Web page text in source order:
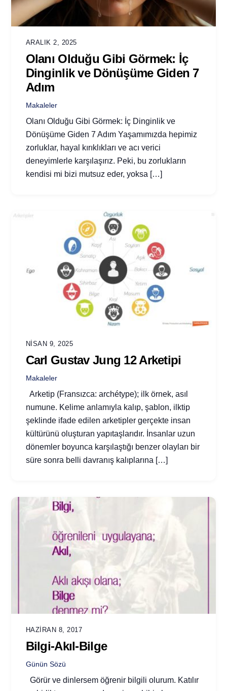
ARALIK 2, 2025
Olanı Olduğu Gibi Görmek: İç
Dinginlik ve Dönüşüme Giden 7
Adım
Makaleler
Olanı Olduğu Gibi Görmek: İç Dinginlik ve
Dönüşüme Giden 7 Adım Yaşamımızda hepimiz
zorluklar, hayal kırıklıkları ve acı verici
deneyimlerle karşılaşırız. Peki, bu zorlukların
kendisi mi bizi mutsuz eder, yoksa […]
NISAN 9, 2025
Carl Gustav Jung 12 Arketipi
Makaleler
Arketip (Fransızca: archétype); ilk örnek, asıl
numune. Kelime anlamıyla kalıp, şablon, ilktip
şeklinde ifade edilen arketipler gerçekte insan
kültürünü oluşturan yapıtaşlarıdır. İnsanlar uzun
dönemler boyunca karşılaştığı benzer olayları bir
süre sonra belli davranış kalıplarına […]
HAZIRAN 8, 2017
Bilgi-Akıl-Bilge
Günün Sözü
Görür ve dinlersem öğrenir bilgili olurum. Katılır